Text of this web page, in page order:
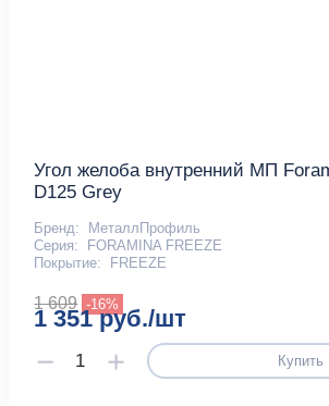
Угол желоба внутренний МП
D125 Grey
Бренд:
МеталлПрофиль
Серия:
FORAMINA FREEZE
Покрытие:
FREEZE
1 609 -16%
1 351 руб./шт
Купить